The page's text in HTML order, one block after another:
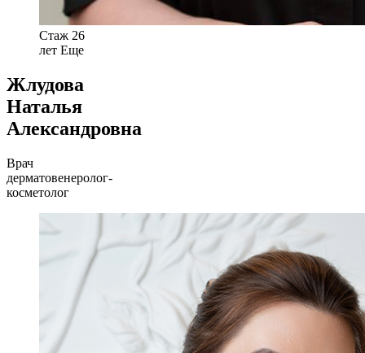
Стаж 26
лет Еще
Жлудова
Наталья
Александровна
Врач
дерматовенеролог-
косметолог